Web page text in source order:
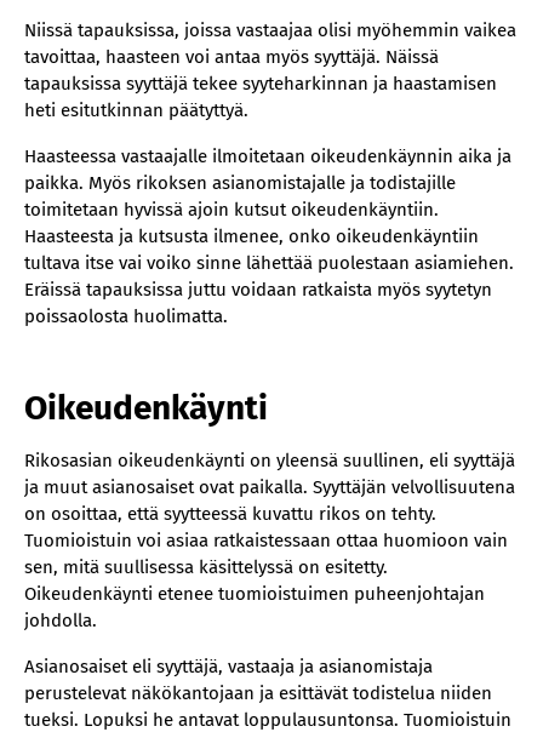
Niissä tapauksissa, joissa vastaajaa olisi myöhemmin vaikea
tavoittaa, haasteen voi antaa myös syyttäjä. Näissä
tapauksissa syyttäjä tekee syyteharkinnan ja haastamisen
heti esitutkinnan päätyttyä.
Haasteessa vastaajalle ilmoitetaan oikeudenkäynnin aika ja
paikka. Myös rikoksen asianomistajalle ja todistajille
toimitetaan hyvissä ajoin kutsut oikeudenkäyntiin.
Haasteesta ja kutsusta ilmenee, onko oikeudenkäyntiin
tultava itse vai voiko sinne lähettää puolestaan asiamiehen.
Eräissä tapauksissa juttu voidaan ratkaista myös syytetyn
poissaolosta huolimatta.
Oikeudenkäynti
Rikosasian oikeudenkäynti on yleensä suullinen, eli syyttäjä
ja muut asianosaiset ovat paikalla. Syyttäjän velvollisuutena
on osoittaa, että syytteessä kuvattu rikos on tehty.
Tuomioistuin voi asiaa ratkaistessaan ottaa huomioon vain
sen, mitä suullisessa käsittelyssä on esitetty.
Oikeudenkäynti etenee tuomioistuimen puheenjohtajan
johdolla.
Asianosaiset eli syyttäjä, vastaaja ja asianomistaja
perustelevat näkökantojaan ja esittävät todistelua niiden
tueksi. Lopuksi he antavat loppulausuntonsa. Tuomioistuin